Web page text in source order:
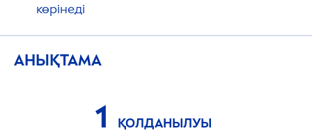
көрінеді
АНЫҚТАМА
1
ҚОЛДАНЫЛУЫ